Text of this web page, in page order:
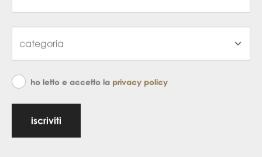
ho letto e accetto la privacy policy
iscriviti